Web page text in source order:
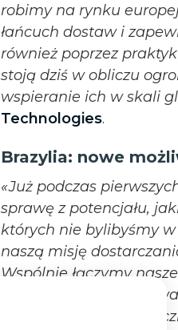
robimy na rynku
łańcuch dostaw i
również poprzez
stoją dziś w obliczu
wspieranie ich w skali
Technologies.
Brazylia: nowe
«Już podczas
sprawę z potencjału,
których nie bylibyśmy
naszą misję
Wspólnie łączymy
z globalną wizją i
razem, możemy